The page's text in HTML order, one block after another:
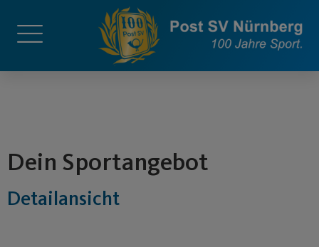
Dein Sportangebot
Detailansicht